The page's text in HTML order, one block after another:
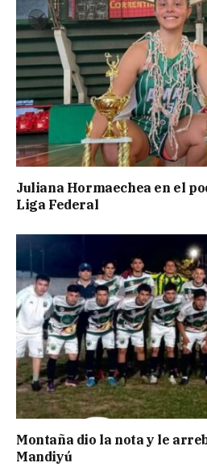
Juliana Hormaechea en el
Liga Federal
Montaña dio la nota y le
Mandiyú